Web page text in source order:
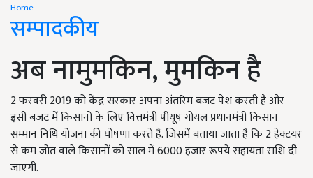
Home
सम्पादकीय
अब नामुमकिन, मुमकिन है
2 फरवरी 2019 को केंद्र सरकार अपना अंतरिम बजट पेश करती है और
इसी बजट में किसानों के लिए वित्तमंत्री पीयूष गोयल प्रधानमंत्री किसान
सम्मान निधि योजना की घोषणा करते हैं. जिसमें बताया जाता है कि 2 हेक्टयर
से कम जोत वाले किसानों को साल में 6000 हजार रूपये सहायता राशि दी
जाएगी.